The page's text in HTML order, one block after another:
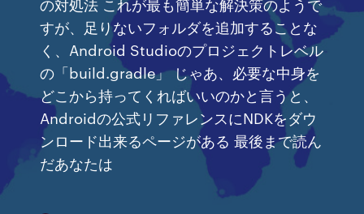
すが、足りないフォルダを追加することな
く、Android Studioのプロジェクトレベル
の「build.gradle」 じゃあ、必要な中身を
どこから持ってくればいいのかと言うと、
Androidの公式リファレンスにNDKをダウ
ンロード出来るページがある 最後まで読ん
だあなたは